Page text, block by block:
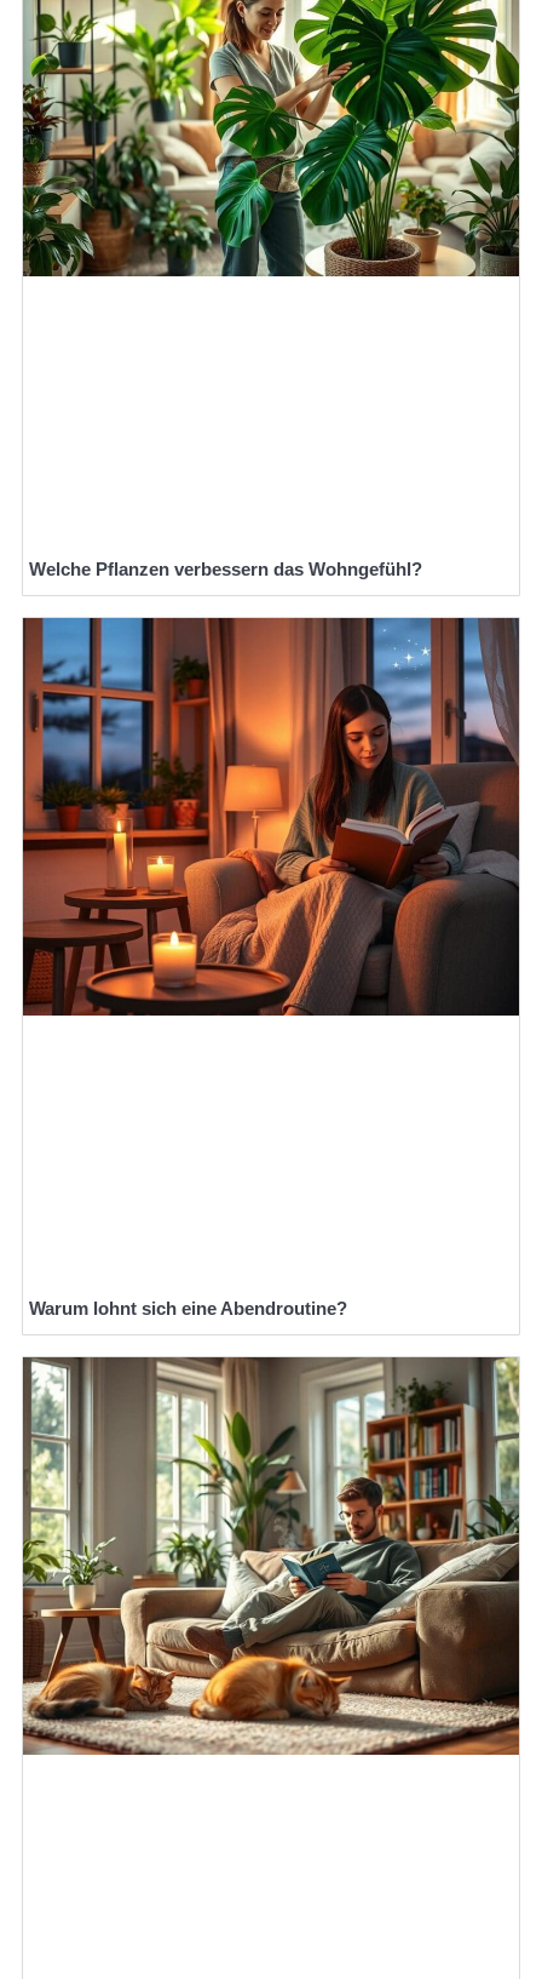
Welche Pflanzen verbessern das Wohngefühl?
Warum lohnt sich eine Abendroutine?